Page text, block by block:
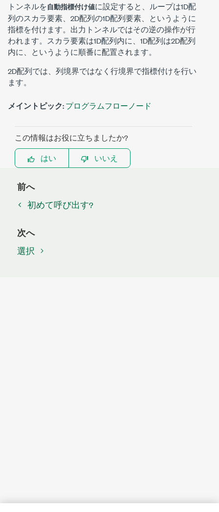
トンネルを自動指標付け値に設定すると、ループは1D配
列のスカラ要素、2D配列の1D配列要素、というように
指標を付けます。出力トンネルではその逆の操作が行
われます。スカラ要素は1D配列内に、1D配列は2D配列
内に、というように順番に配置されます。
2D配列では、列境界ではなく行境界で指標付けを行い
ます。
メイントピック:プログラムフローノード
この情報はお役に立ちましたか?
はい
いいえ
前へ
初めて呼び出す?
次へ
選択